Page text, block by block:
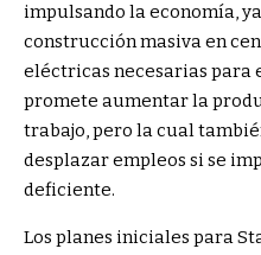
impulsando la economía,
construcción masiva en
eléctricas necesarias para
promete aumentar la
trabajo, pero la cual
desplazar empleos si se
deficiente.
Los planes iniciales para